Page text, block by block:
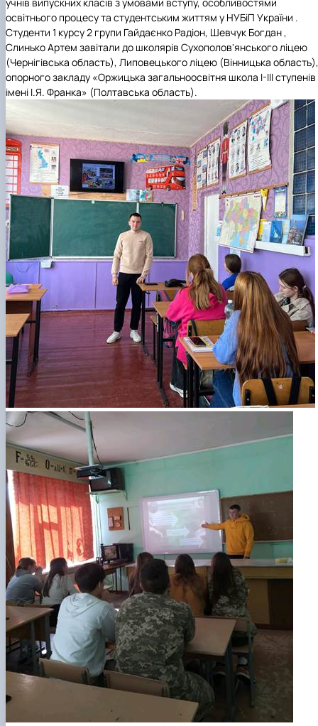
учнів випускних класів з умовами вступу, особливостями
освітнього процесу та студентським життям у НУБіП України .
Студенти 1 курсу 2 групи Гайдаєнко Радіон, Шевчук Богдан ,
Слинько Артем завітали до школярів Сухополов'янського ліцею
(Чернігівська область), Липовецького ліцею (Вінницька область),
опорного закладу «Оржицька загальноосвітня школа І-ІІІ ступенів
імені І.Я. Франка» (Полтавська область).